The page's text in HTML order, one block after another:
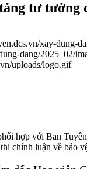
tư
xay-dung-
dang/2025_02/
uploads/logo.gif
hợp với Ban
chính luận về bảo